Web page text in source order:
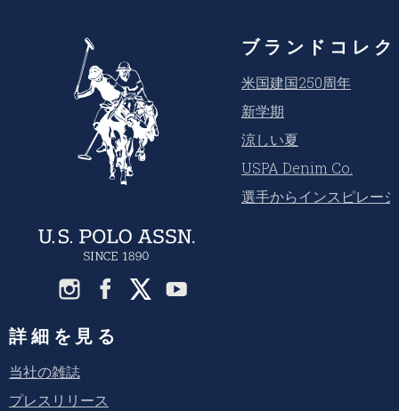
ブランドコレ
米国建国250周年
新学期
涼しい夏
USPA Denim Co.
選手からインスピレー
詳細を見る
当社の雑誌
プレスリリース